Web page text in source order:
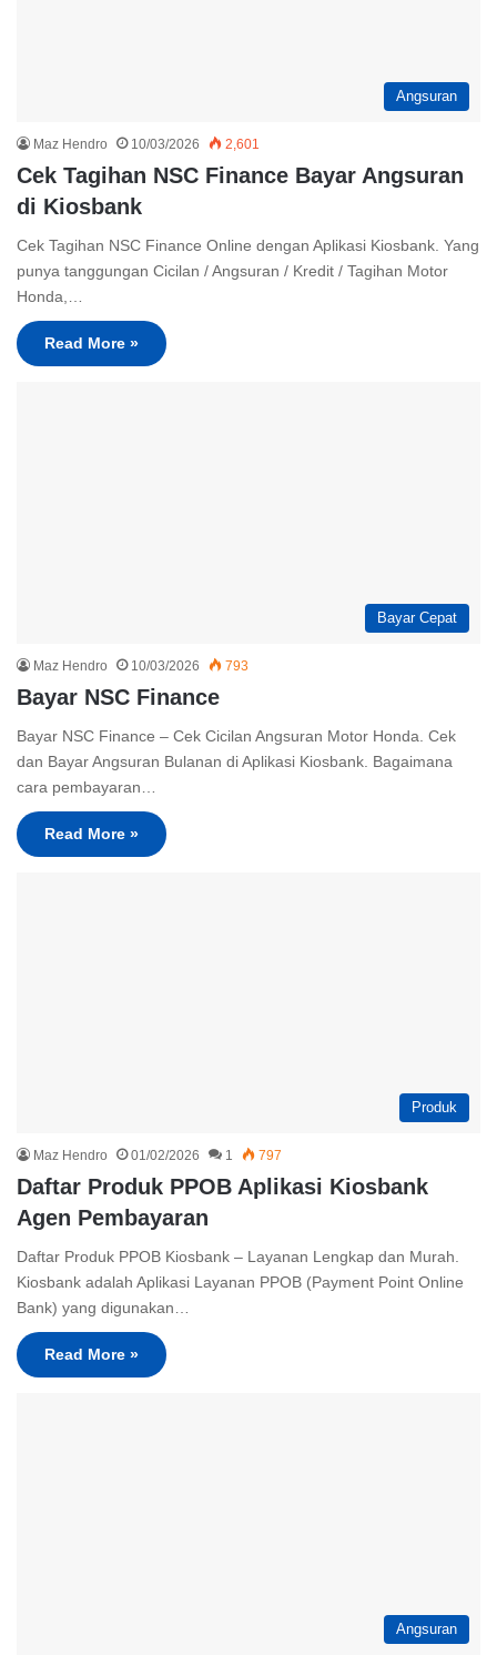
Angsuran
Maz Hendro 10/03/2026 2,601
Cek Tagihan NSC Finance Bayar Angsuran
di Kiosbank
Cek Tagihan NSC Finance Online dengan Aplikasi Kiosbank. Yang
punya tanggungan Cicilan / Angsuran / Kredit / Tagihan Motor
Honda,…
Read More »
Bayar Cepat
Maz Hendro 10/03/2026 793
Bayar NSC Finance
Bayar NSC Finance – Cek Cicilan Angsuran Motor Honda. Cek
dan Bayar Angsuran Bulanan di Aplikasi Kiosbank. Bagaimana
cara pembayaran…
Read More »
Produk
Maz Hendro 01/02/2026 1 797
Daftar Produk PPOB Aplikasi Kiosbank
Agen Pembayaran
Daftar Produk PPOB Kiosbank – Layanan Lengkap dan Murah.
Kiosbank adalah Aplikasi Layanan PPOB (Payment Point Online
Bank) yang digunakan…
Read More »
Angsuran